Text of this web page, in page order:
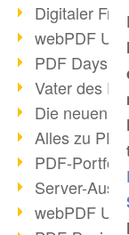
Digitaler
webPDF
PDF Days
Vater des
Die neuen
Alles zu
PDF-
Server-
webPDF